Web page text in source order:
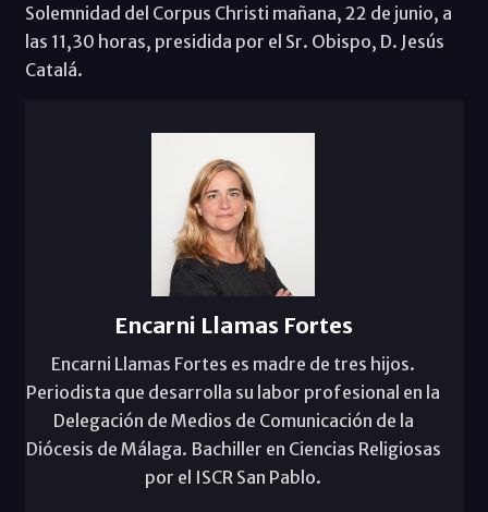
Solemnidad del Corpus Christi mañana, 22 de junio, a
las 11,30 horas, presidida por el Sr. Obispo, D. Jesús
Catalá.
Encarni Llamas Fortes
Encarni Llamas Fortes es madre de tres hijos.
Periodista que desarrolla su labor profesional en la
Delegación de Medios de Comunicación de la
Diócesis de Málaga. Bachiller en Ciencias Religiosas
por el ISCR San Pablo.